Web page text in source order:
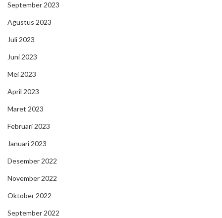
September 2023
Agustus 2023
Juli 2023
Juni 2023
Mei 2023
April 2023
Maret 2023
Februari 2023
Januari 2023
Desember 2022
November 2022
Oktober 2022
September 2022